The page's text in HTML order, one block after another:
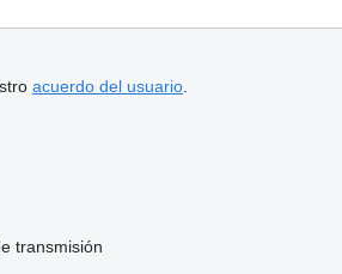
acuerdo del usuario.
transmisión